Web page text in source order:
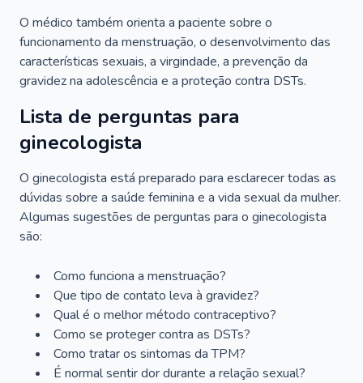
O médico também orienta a paciente sobre o
funcionamento da menstruação, o desenvolvimento das
características sexuais, a virgindade, a prevenção da
gravidez na adolescência e a proteção contra DSTs.
Lista de perguntas para
ginecologista
O ginecologista está preparado para esclarecer todas as
dúvidas sobre a saúde feminina e a vida sexual da mulher.
Algumas sugestões de perguntas para o ginecologista
são:
Como funciona a menstruação?
Que tipo de contato leva à gravidez?
Qual é o melhor método contraceptivo?
Como se proteger contra as DSTs?
Como tratar os sintomas da TPM?
É normal sentir dor durante a relação sexual?